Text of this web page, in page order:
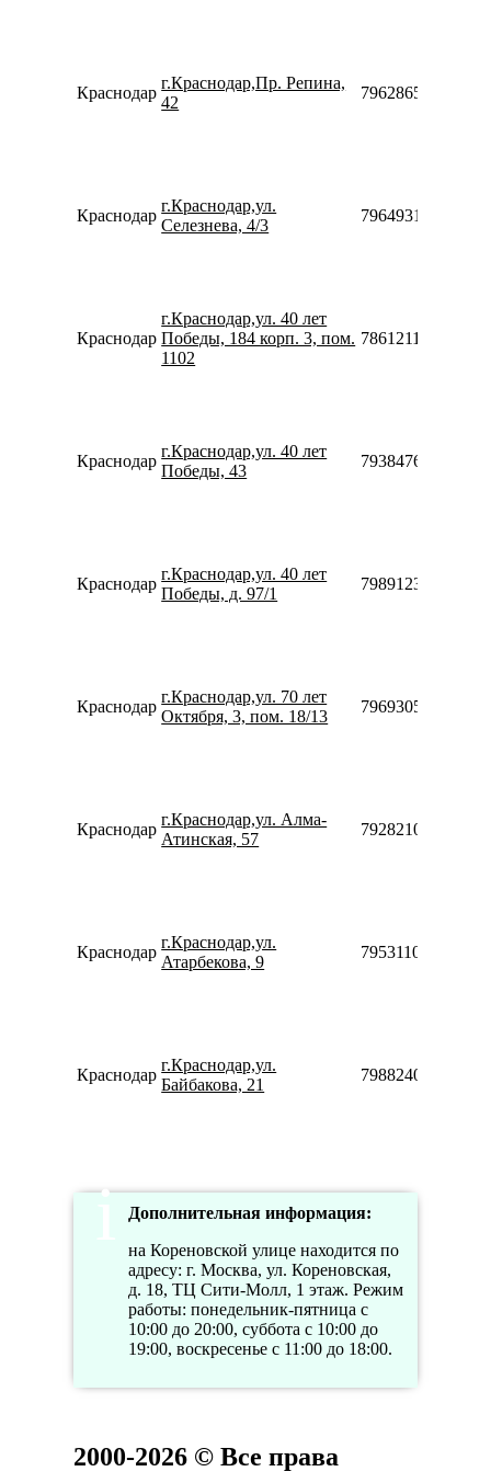
Краснодар
г.Краснодар,Пр. Репина,
42
79628658865
Краснодар
г.Краснодар,ул.
Селезнева, 4/3
79649319313
Краснодар
г.Краснодар,ул. 40 лет
Победы, 184 корп. 3, пом.
1102
78612116011
Краснодар
г.Краснодар,ул. 40 лет
Победы, 43
Краснодар
г.Краснодар,ул. 40 лет
Победы, д. 97/1
79891236038
Краснодар
г.Краснодар,ул. 70 лет
Октября, 3, пом. 18/13
79693052865
Краснодар
г.Краснодар,ул. Алма-
Атинская, 57
79282108680
Краснодар
г.Краснодар,ул.
Атарбекова, 9
79531108006
Краснодар
г.Краснодар,ул.
Байбакова, 21
79882400245
Дополнительная информация:
на Кореновской улице находится по
адресу: г. Москва, ул. Кореновская,
д. 18, ТЦ Сити-Молл, 1 этаж. Режим
работы: понедельник-пятница с
10:00 до 20:00, суббота с 10:00 до
19:00, воскресенье с 11:00 до 18:00.
2000-2026 © Все права